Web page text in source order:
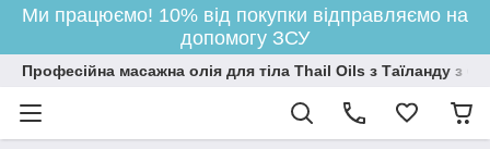
Ми працюємо! 10% від покупки відправляємо на
допомогу ЗСУ
Професійна масажна олія для тіла Thail Oils з Таїланду з